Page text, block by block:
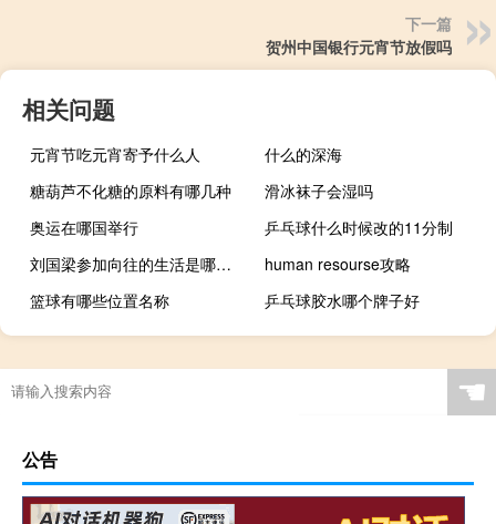
下一篇
贺州中国银行元宵节放假吗
相关问题
元宵节吃元宵寄予什么人
什么的深海
糖葫芦不化糖的原料有哪几种
滑冰袜子会湿吗
奥运在哪国举行
乒乓球什么时候改的11分制
刘国梁参加向往的生活是哪一期
human resourse攻略
篮球有哪些位置名称
乒乓球胶水哪个牌子好
☚
公告